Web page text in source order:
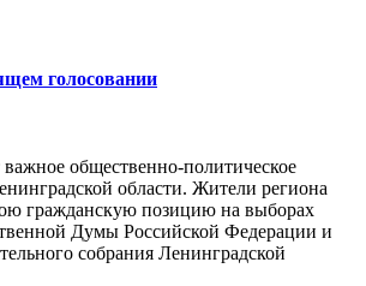
голосовании
общественно-политическое
области. Жители региона
гражданскую позицию на выборах
Думы Российской Федерации и
собрания Ленинградской